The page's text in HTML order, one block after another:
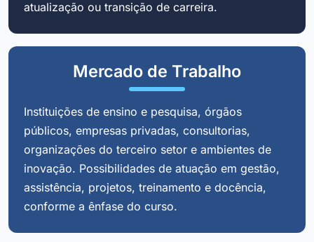
atualização ou transição de carreira.
Mercado de Trabalho
Instituições de ensino e pesquisa, órgãos
públicos, empresas privadas, consultorias,
organizações do terceiro setor e ambientes de
inovação. Possibilidades de atuação em gestão,
assistência, projetos, treinamento e docência,
conforme a ênfase do curso.